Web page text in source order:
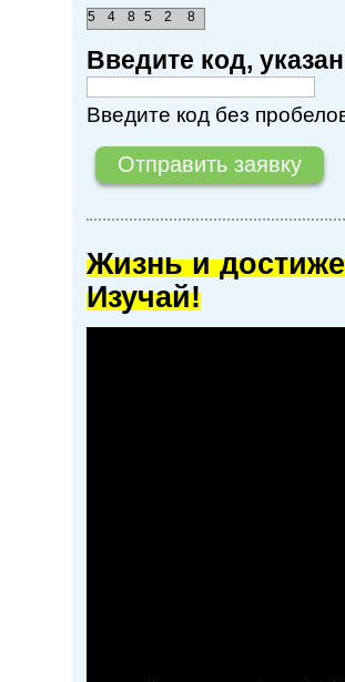
8
8 2
5
4
5
Введите код,
Введите код без
Жизнь и
Изучай!